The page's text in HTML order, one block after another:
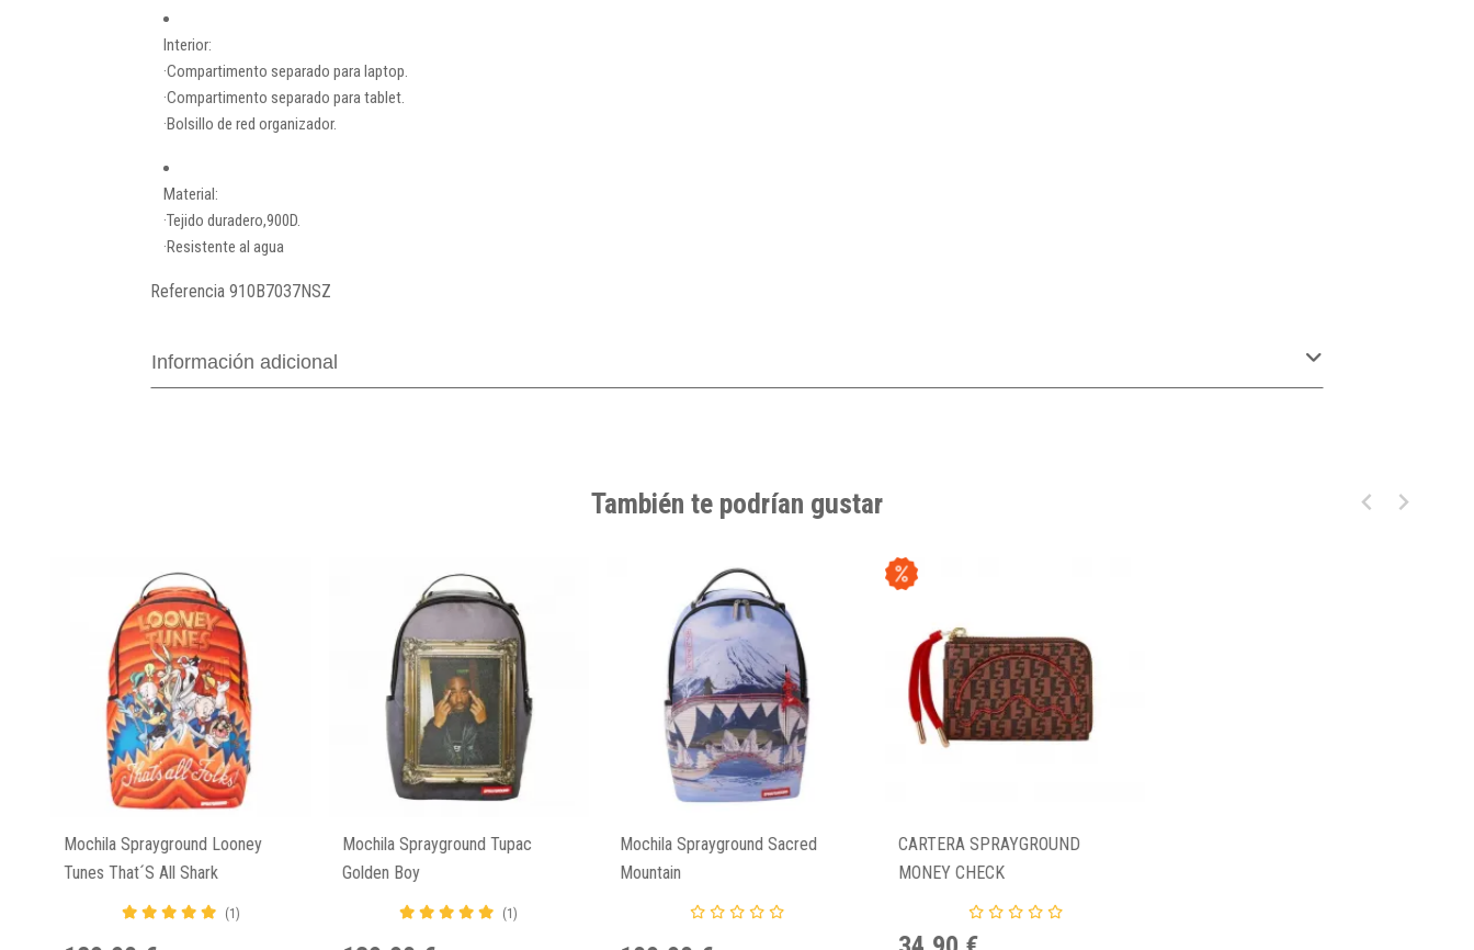
Interior:
·Compartimento separado para laptop.
·Compartimento separado para tablet.
·Bolsillo de red organizador.
Material:
·Tejido duradero,900D.
·Resistente al agua
Referencia 910B7037NSZ
Información adicional
También te podrían gustar
Mochila Sprayground Looney
Tunes That´s All Shark
(1)
Mochila Sprayground Tupac
Golden Boy
(1)
Mochila Sprayground Sacred
Mountain
CARTERA SPRAYGROUND
MONEY CHECK